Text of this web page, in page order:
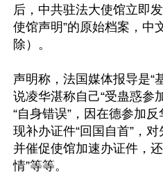
后，中共驻法大使馆立即
使馆声明”的原始档案，中
除）。
声明称，法国媒体报导是“
说凌华湛称自己“受蛊惑参
“自身错误”，因在德参加反
现补办证件“回国自首”，对
并催促使馆加速办证件，
情”等等。